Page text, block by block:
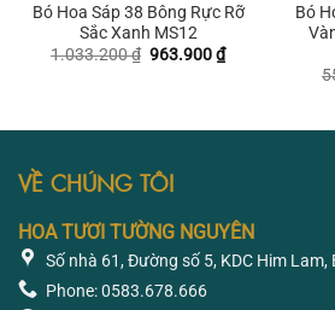
Bó Hoa Sáp 38 Bông Rực Rỡ
Sắc Xanh MS12
1.033.200₫ Giá
963.900₫Giá
hiện
Bó
VỀ CHÚNG TÔI
HOA TƯƠI TƯỜNG NGUYÊN
Số nhà 61, Đường số 5, KDC Him
Phone: 0583.678.666